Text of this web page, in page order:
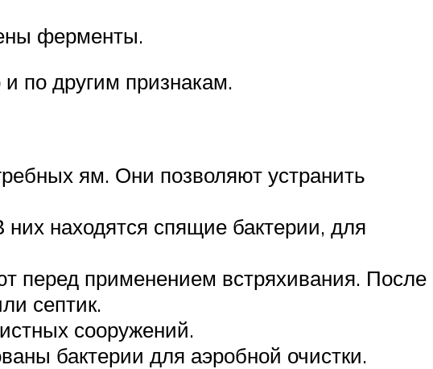
ферменты.
и по другим признакам.
ям. Они позволяют устранить
находятся спящие бактерии, для
перед применением встряхивания. После
септик.
сооружений.
бактерии для аэробной очистки.